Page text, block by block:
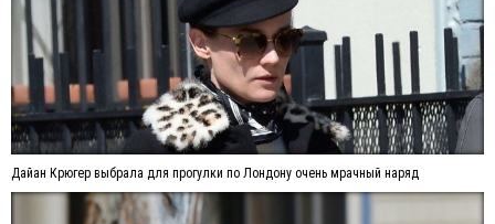
Дайан Крюгер выбрала для прогулки по Лондону очень мрачный наряд